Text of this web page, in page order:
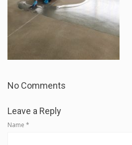
No Comments
Leave a Reply
Name *